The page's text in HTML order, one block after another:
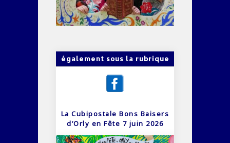
également sous la rubrique
La Cubipostale Bons Baisers
d’Orly en Fête 7 juin 2026